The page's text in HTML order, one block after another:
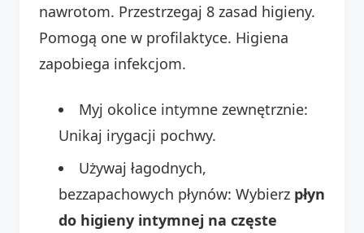
nawrotom. Przestrzegaj 8 zasad higieny.
Pomogą one w profilaktyce. Higiena
zapobiega infekcjom.
Myj okolice intymne zewnętrznie:
Unikaj irygacji pochwy.
Używaj łagodnych,
bezzapachowych płynów: Wybierz płyn
do higieny intymnej na częste